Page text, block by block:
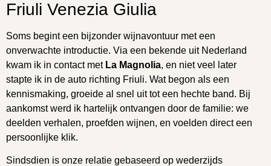
Friuli Venezia Giulia
Soms begint een bijzonder wijnavontuur met een
onverwachte introductie. Via een bekende uit Nederland
kwam ik in contact met La Magnolia, en niet veel later
stapte ik in de auto richting Friuli. Wat begon als een
kennismaking, groeide al snel uit tot een hechte band. Bij
aankomst werd ik hartelijk ontvangen door de familie: we
deelden verhalen, proefden wijnen, en voelden direct een
persoonlijke klik.
Sindsdien is onze relatie gebaseerd op wederzijds